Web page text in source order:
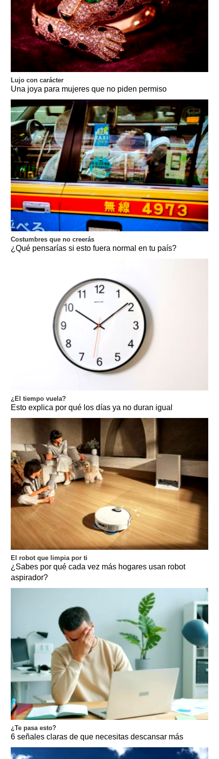
Lujo con carácter
Una joya para mujeres que no piden permiso
Costumbres que no creerás
¿Qué pensarías si esto fuera normal en tu país?
¿El tiempo vuela?
Esto explica por qué los días ya no duran igual
El robot que limpia por ti
¿Sabes por qué cada vez más hogares usan robot
aspirador?
¿Te pasa esto?
6 señales claras de que necesitas descansar más